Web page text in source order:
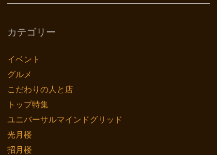
カテゴリー
イベント
グルメ
こだわりの人と店
トップ特集
ユニバーサルマインドグリッド
光月楼
招月楼